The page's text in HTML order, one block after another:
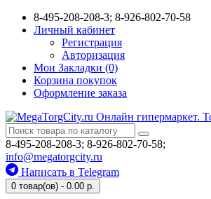
8-495-208-208-3; 8-926-802-70-58
Личный кабинет
Регистрация
Авторизация
Мои Закладки (0)
Корзина покупок
Оформление заказа
8-495-208-208-3; 8-926-802-70-58;
info@megatorgcity.ru
Написать в Telegram
0 товар(ов) - 0.00 р.